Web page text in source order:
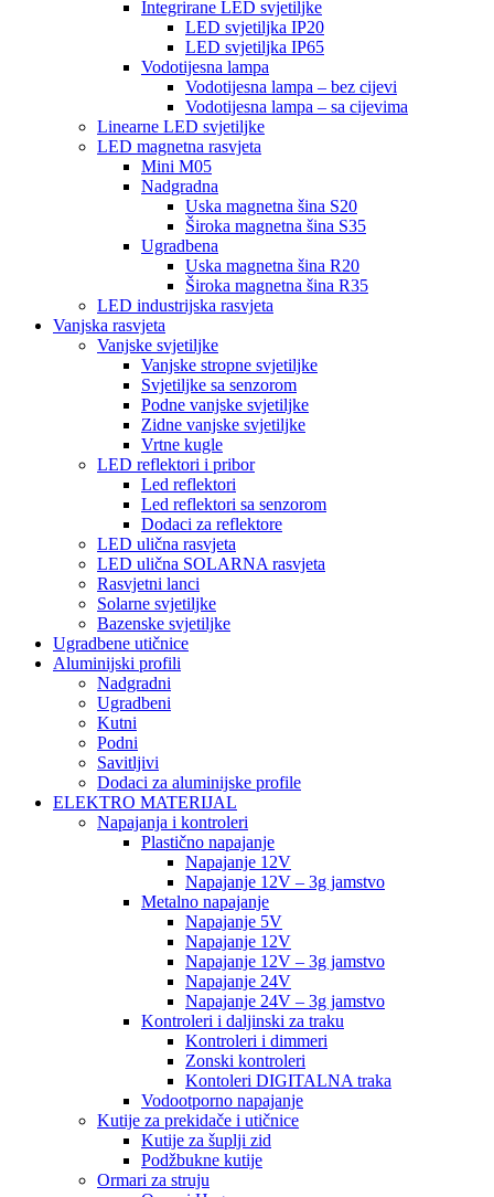
Integrirane LED svjetiljke
LED svjetiljka IP20
LED svjetiljka IP65
Vodotijesna lampa
Vodotijesna lampa – bez cijevi
Vodotijesna lampa – sa cijevima
Linearne LED svjetiljke
LED magnetna rasvjeta
Mini M05
Nadgradna
Uska magnetna šina S20
Široka magnetna šina S35
Ugradbena
Uska magnetna šina R20
Široka magnetna šina R35
LED industrijska rasvjeta
Vanjska rasvjeta
Vanjske svjetiljke
Vanjske stropne svjetiljke
Svjetiljke sa senzorom
Podne vanjske svjetiljke
Zidne vanjske svjetiljke
Vrtne kugle
LED reflektori i pribor
Led reflektori
Led reflektori sa senzorom
Dodaci za reflektore
LED ulična rasvjeta
LED ulična SOLARNA rasvjeta
Rasvjetni lanci
Solarne svjetiljke
Bazenske svjetiljke
Ugradbene utičnice
Aluminijski profili
Nadgradni
Ugradbeni
Kutni
Podni
Savitljivi
Dodaci za aluminijske profile
ELEKTRO MATERIJAL
Napajanja i kontroleri
Plastično napajanje
Napajanje 12V
Napajanje 12V – 3g jamstvo
Metalno napajanje
Napajanje 5V
Napajanje 12V
Napajanje 12V – 3g jamstvo
Napajanje 24V
Napajanje 24V – 3g jamstvo
Kontroleri i daljinski za traku
Kontroleri i dimmeri
Zonski kontroleri
Kontoleri DIGITALNA traka
Vodootporno napajanje
Kutije za prekidače i utičnice
Kutije za šuplji zid
Podžbukne kutije
Ormari za struju